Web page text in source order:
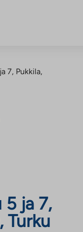
7, Pukkila,
5 ja 7,
Turku